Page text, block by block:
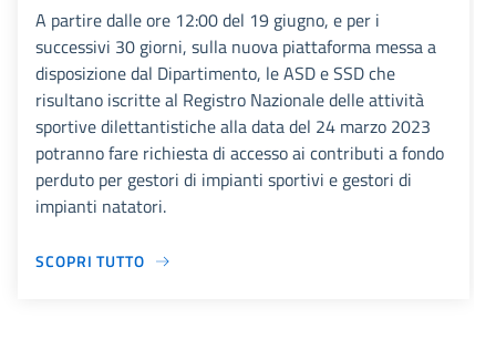
A partire dalle ore 12:00 del 19 giugno, e per i
successivi 30 giorni, sulla nuova piattaforma messa a
disposizione dal Dipartimento, le ASD e SSD che
risultano iscritte al Registro Nazionale delle attività
sportive dilettantistiche alla data del 24 marzo 2023
potranno fare richiesta di accesso ai contributi a fondo
perduto per gestori di impianti sportivi e gestori di
impianti natatori.
SCOPRI TUTTO